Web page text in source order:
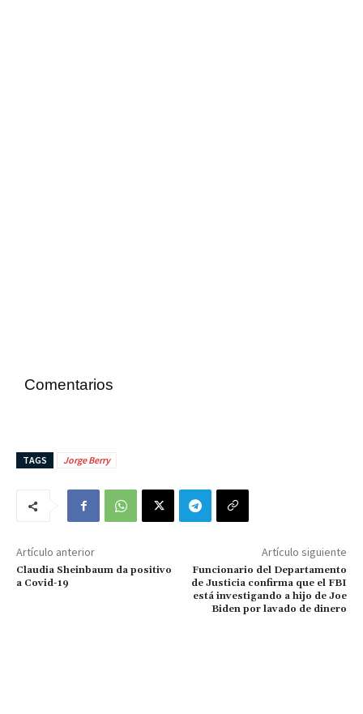
Comentarios
TAGS Jorge Berry
Artículo anterior
Claudia Sheinbaum da positivo
a Covid-19
Artículo siguiente
Funcionario del Departamento
de Justicia confirma que el FBI
está investigando a hijo de Joe
Biden por lavado de dinero